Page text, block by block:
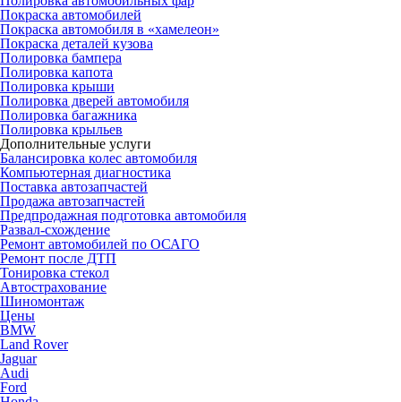
Покраска автомобилей
Покраска автомобиля в «хамелеон»
Покраска деталей кузова
Полировка бампера
Полировка капота
Полировка крыши
Полировка дверей автомобиля
Полировка багажника
Полировка крыльев
Дополнительные услуги
Балансировка колес автомобиля
Компьютерная диагностика
Поставка автозапчастей
Продажа автозапчастей
Предпродажная подготовка автомобиля
Развал-схождение
Ремонт автомобилей по ОСАГО
Ремонт после ДТП
Тонировка стекол
Автострахование
Шиномонтаж
Цены
BMW
Land Rover
Jaguar
Audi
Ford